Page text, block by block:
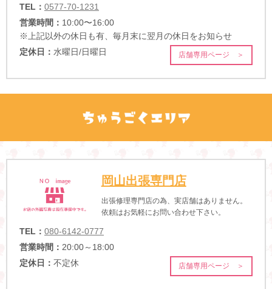
TEL： 0577-70-1231
営業時間： 10:00〜16:00
※上記以外の休日も有、毎月末に翌月の休日をお知らせ
定休日： 水曜日/日曜日 店舗専用ページ ＞
岡山出張専門店
出張修理専門店の為、実店舗はありません。
依頼はお気軽にお問い合わせ下さい。
TEL： 080-6142-0777
営業時間： 20:00～18:00
定休日： 不定休 店舗専用ページ ＞